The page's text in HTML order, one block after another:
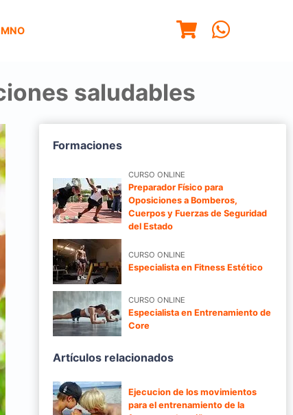
saludables
Formaciones
CURSO ONLINE
Preparador Físico para
Oposiciones a Bomberos,
Cuerpos y Fuerzas de Seguridad
del Estado
CURSO ONLINE
Especialista en Fitness Estético
CURSO ONLINE
Especialista en Entrenamiento de
Core
Artículos relacionados
Ejecucion de los movimientos
para el entrenamiento de la